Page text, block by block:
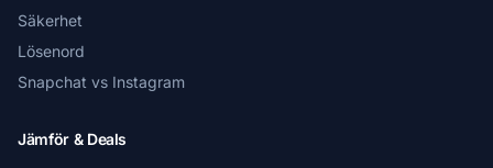
Säkerhet
Lösenord
Snapchat vs Instagram
Jämför & Deals